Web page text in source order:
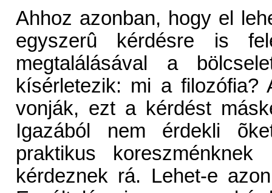
Ahhoz azonban, hogy el
egyszerû kérdésre is
megtalálásával a
kísérletezik: mi a filozófia?
vonják, ezt a kérdést
Igazából nem érdekli
praktikus koreszménknek
kérdeznek rá. Lehet-e